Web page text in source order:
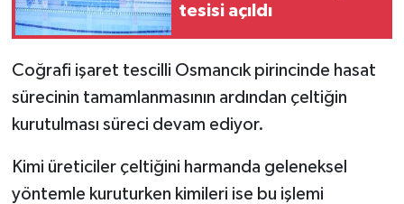
tesisi açıldı
Coğrafi işaret tescilli Osmancık pirincinde hasat
sürecinin tamamlanmasının ardından çeltiğin
kurutulması süreci devam ediyor.
Kimi üreticiler çeltiğini harmanda geleneksel
yöntemle kuruturken kimileri ise bu işlemi